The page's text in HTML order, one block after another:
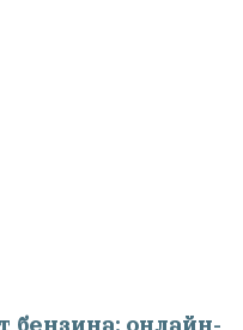
бензина: онлайн-